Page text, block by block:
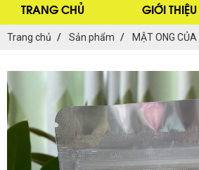
TRANG CHỦ GIỚI THIỆU
Trang chủ Sản phẩm MẬT ONG